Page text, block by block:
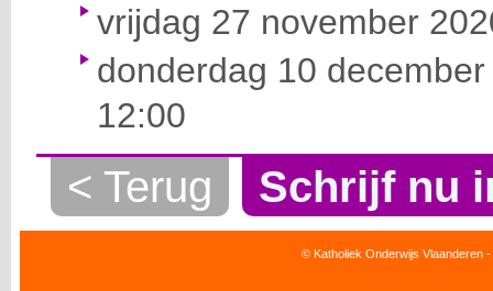
vrijdag 27 november
donderdag 10
12:00
< Terug Schrijf nu
© Katholiek Onderwijs Vlaanderen